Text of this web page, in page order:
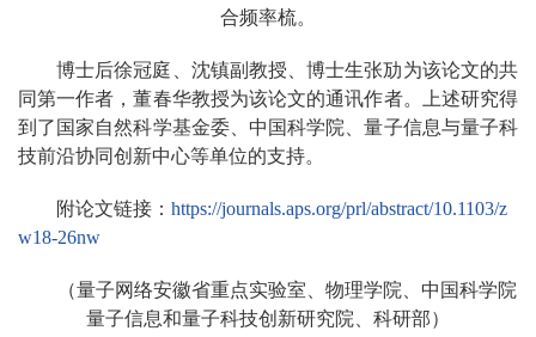
合频率梳。
博士后徐冠庭、沈镇副教授、博士生张劢为该论文的共
同第一作者，董春华教授为该论文的通讯作者。上述研究得
到了国家自然科学基金委、中国科学院、量子信息与量子科
技前沿协同创新中心等单位的支持。
附论文链接： https://journals.aps.org/prl/abstract/10.1103/z
w18-26nw
（量子网络安徽省重点实验室、物理学院、中国科学院
量子信息和量子科技创新研究院、科研部）